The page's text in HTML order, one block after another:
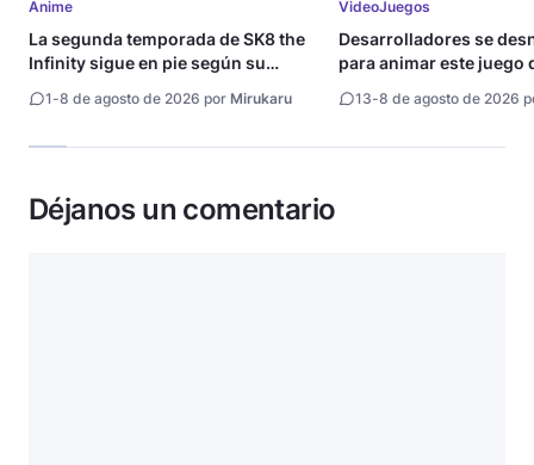
Anime
La segunda temporada de SK8 the
Infinity sigue en pie según su
1-8 de agosto de 2026 por Mirukaru
VideoJuegos
Desarrolladores se
para animar este juego
13-8 de agosto de 2026
Déjanos un comentario